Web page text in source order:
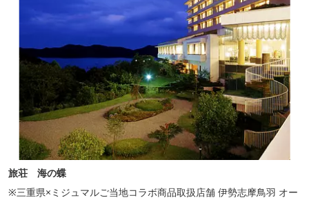
旅荘 海の蝶
※三重県×ミジュマルご当地コラボ商品取扱店舗 伊勢志摩鳥羽 オー